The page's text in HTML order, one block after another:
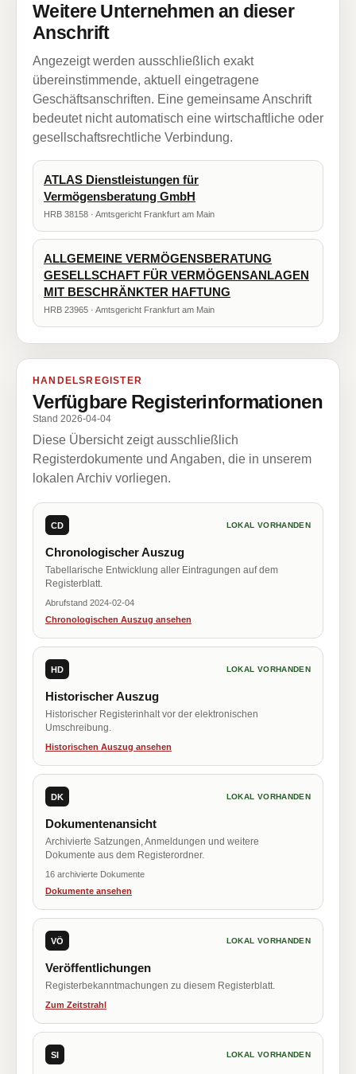
Weitere Unternehmen an dieser
Anschrift
Angezeigt werden ausschließlich exakt
übereinstimmende, aktuell eingetragene
Geschäftsanschriften. Eine gemeinsame Anschrift
bedeutet nicht automatisch eine wirtschaftliche oder
gesellschaftsrechtliche Verbindung.
ATLAS Dienstleistungen für
Vermögensberatung GmbH
HRB 38158 · Amtsgericht Frankfurt am Main
ALLGEMEINE VERMÖGENSBERATUNG
GESELLSCHAFT FÜR VERMÖGENSANLAGEN
MIT BESCHRÄNKTER HAFTUNG
HRB 23965 · Amtsgericht Frankfurt am Main
HANDELSREGISTER
Verfügbare Registerinformationen
Stand 2026-04-04
Diese Übersicht zeigt ausschließlich
Registerdokumente und Angaben, die in unserem
lokalen Archiv vorliegen.
CD LOKAL VORHANDEN
Chronologischer Auszug
Tabellarische Entwicklung aller Eintragungen auf dem
Registerblatt.
Abrufstand 2024-02-04
Chronologischen Auszug ansehen
HD LOKAL VORHANDEN
Historischer Auszug
Historischer Registerinhalt vor der elektronischen
Umschreibung.
Historischen Auszug ansehen
DK LOKAL VORHANDEN
Dokumentenansicht
Archivierte Satzungen, Anmeldungen und weitere
Dokumente aus dem Registerordner.
16 archivierte Dokumente
Dokumente ansehen
VÖ LOKAL VORHANDEN
Veröffentlichungen
Registerbekanntmachungen zu diesem Registerblatt.
Zum Zeitstrahl
SI LOKAL VORHANDEN